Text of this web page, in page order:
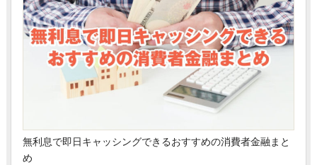
無利息で即日キャッシングできるおすすめの消費者金融まと
め